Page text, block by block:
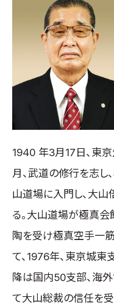
1940 年3月17日、東
月、武道の修行を志
山道場に入門し、大
る。大山道場が極真
陶を受け極真空手一
て、1976年、東京城
降は国内50支部、海
て大山総裁の信任を